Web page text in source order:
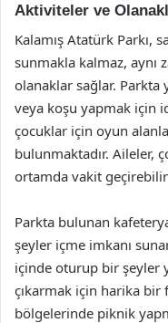
Aktiviteler ve
Kalamış Atatürk Parkı,
sunmakla kalmaz, aynı
olanaklar sağlar.
veya koşu yapmak için
çocuklar için oyun
bulunmaktadır. Aileler,
ortamda vakit
Parkta bulunan
şeyler içme imkanı
içinde oturup bir şeyler
çıkarmak için harika bir
bölgelerinde piknik